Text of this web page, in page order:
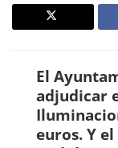
El
adjudicar
euros. Y